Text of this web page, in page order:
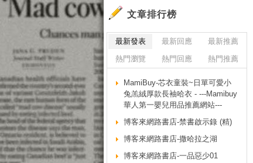
文章排行榜
最新發表 最新回應
最新推薦
熱門瀏覽
熱門回應 熱門推薦
MamiBuy-芯衣童裝~日單可愛小
兔羔絨厚款長袖哈衣 - ---Mamibuy
華人第一嬰兒用品推薦網站---
博客來網路書店-禁書啟示錄 (精)
博客來網路書店-撒哈拉之湖
博客來網路書店-一品惡少01